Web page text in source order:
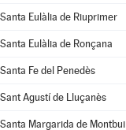
Santa Eulàlia de Riuprimer
Santa Eulàlia de Ronçana
Santa Fe del Penedès
Sant Agustí de Lluçanès
Santa Margarida de Montbui